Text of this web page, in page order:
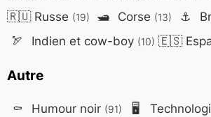
🇷🇺Russe (19) 🛥️ Corse (13) ⚓
🏹 Indien et cow-boy (10) 🇪🇸
Autre
⚰️ Humour noir (91) 🖥️